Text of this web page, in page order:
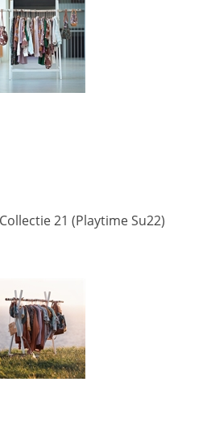
21 (Playtime Su22)